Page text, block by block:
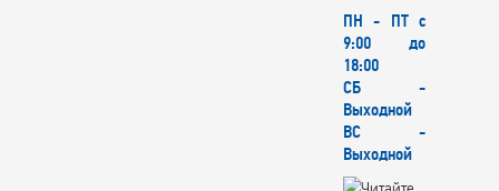
ПН - ПТ с
9:00 до
18:00
СБ -
Выходной
ВС -
Выходной